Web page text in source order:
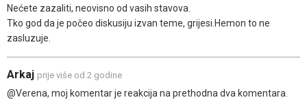
Nećete zazaliti, neovisno od vasih stavova.
Tko god da je počeo diskusiju izvan teme, grijesi.Hemon to ne
zasluzuje.
Arkaj prije više od 2 godine
@Verena, moj komentar je reakcija na prethodna dva komentara.